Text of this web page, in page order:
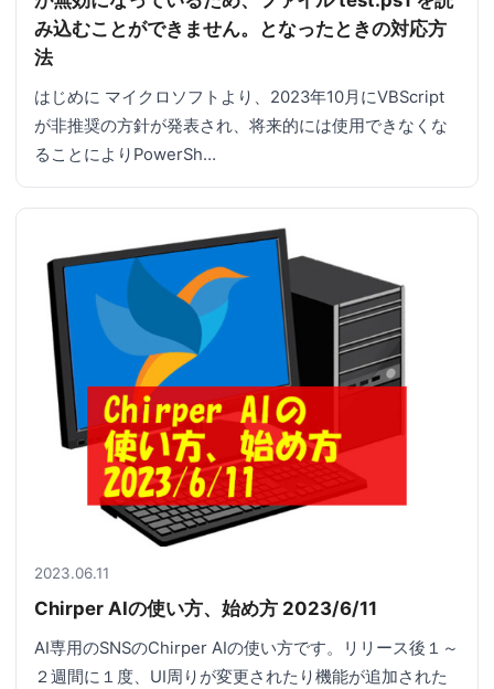
み込むことができません。となったときの対応方
法
はじめに マイクロソフトより、2023年10月にVBScript
が非推奨の方針が発表され、将来的には使用できなくな
ることによりPowerSh…
2023.06.11
Chirper AIの使い方、始め方 2023/6/11
AI専用のSNSのChirper AIの使い方です。リリース後１～
２週間に１度、UI周りが変更されたり機能が追加された